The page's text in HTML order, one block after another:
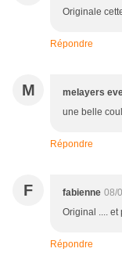
Originale
Répondre
M melayers
une belle
Répondre
F fabienne 08/
Original .... et
Répondre